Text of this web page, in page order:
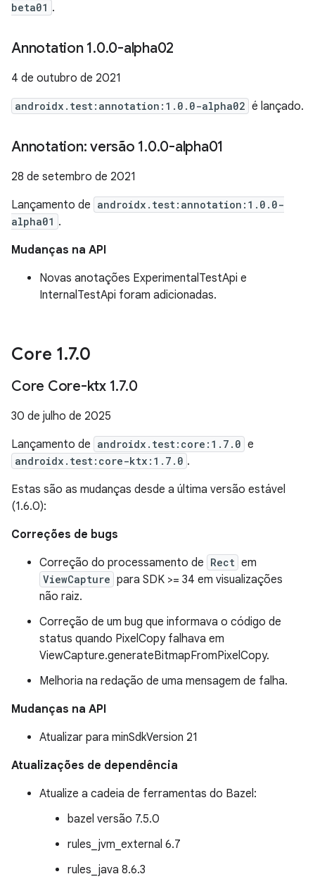
beta01 .
Annotation 1.0.0-alpha02
4 de outubro de 2021
androidx.test:annotation:1.0.0-alpha02 é lançado.
Annotation: versão 1.0.0-alpha01
28 de setembro de 2021
Lançamento de androidx.test:annotation:1.0.0-
alpha01 .
Mudanças na API
Novas anotações ExperimentalTestApi e
InternalTestApi foram adicionadas.
Core 1.7.0
Core Core-ktx 1.7.0
30 de julho de 2025
Lançamento de androidx.test:core:1.7.0 e
androidx.test:core-ktx:1.7.0 .
Estas são as mudanças desde a última versão estável
(1.6.0):
Correções de bugs
Correção do processamento de Rect em
ViewCapture para SDK >= 34 em visualizações
não raiz.
Correção de um bug que informava o código de
status quando PixelCopy falhava em
ViewCapture.generateBitmapFromPixelCopy.
Melhoria na redação de uma mensagem de falha.
Mudanças na API
Atualizar para minSdkVersion 21
Atualizações de dependência
Atualize a cadeia de ferramentas do Bazel:
bazel versão 7.5.0
rules_jvm_external 6.7
rules_java 8.6.3